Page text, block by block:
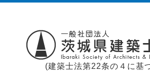
(建築士法第22条の４に基